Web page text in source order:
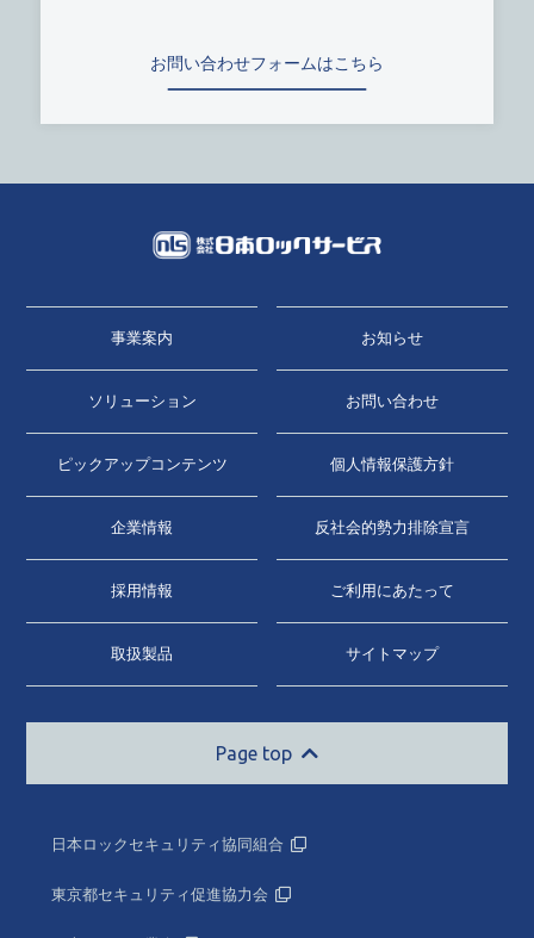
お問い合わせフォームはこちら
事業案内
ソリューション
ピックアップコンテンツ
企業情報
採用情報
取扱製品
お知らせ
お問い合わせ
個人情報保護方針
反社会的勢力排除宣言
ご利用にあたって
サイトマップ
Page top
日本ロックセキュリティ協同組合
東京都セキュリティ促進協力会